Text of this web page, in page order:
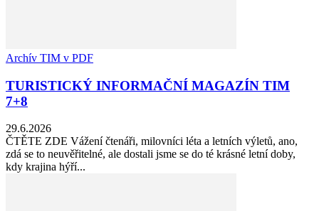
Archív TIM v PDF
TURISTICKÝ INFORMAČNÍ MAGAZÍN TIM
7+8
29.6.2026
ČTĚTE ZDE Vážení čtenáři, milovníci léta a letních výletů, ano,
zdá se to neuvěřitelné, ale dostali jsme se do té krásné letní doby,
kdy krajina hýří...